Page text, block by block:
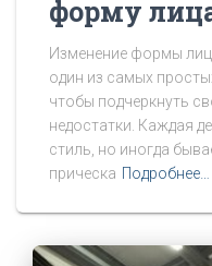
форму
Изменение формы
один из самых
чтобы подчеркнуть
недостатки. Каждая
стиль, но иногда
прическа Подробнее…